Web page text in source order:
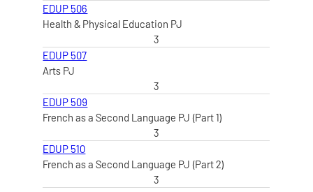
EDUP 506
Health & Physical Education PJ
3
EDUP 507
Arts PJ
3
EDUP 509
French as a Second Language PJ (Part 1)
3
EDUP 510
French as a Second Language PJ (Part 2)
3